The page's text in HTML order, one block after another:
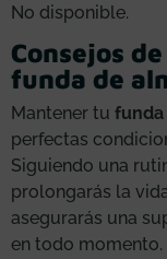
No disponible.
Consejos
funda de
Mantener tu funda
perfectas
Siguiendo una
prolongarás la
asegurarás una
en todo momento.